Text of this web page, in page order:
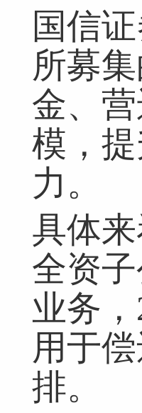
国信
所募
金、
模，
力。
具体
全资
业务
用于
排。
网友跟帖 共 0条登录名：
网友评论仅供其表达